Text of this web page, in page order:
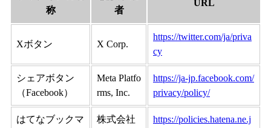
称
者
URL
Xボタン X Corp.
https://twitter.com/ja/priva
cy
シェアボタン
（Facebook）
Meta Platfo
rms, Inc.
https://ja-jp.facebook.com/
privacy/policy/
はてなブックマ
株式会社
https://policies.hatena.ne.j